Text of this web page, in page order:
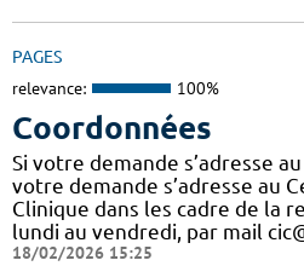
PAGES
relevance: 100%
Coordonnées
Si votre demande s’adresse
votre demande s’adresse au
Clinique dans les cadre de la
lundi au vendredi, par mail
18/02/2026 15:25